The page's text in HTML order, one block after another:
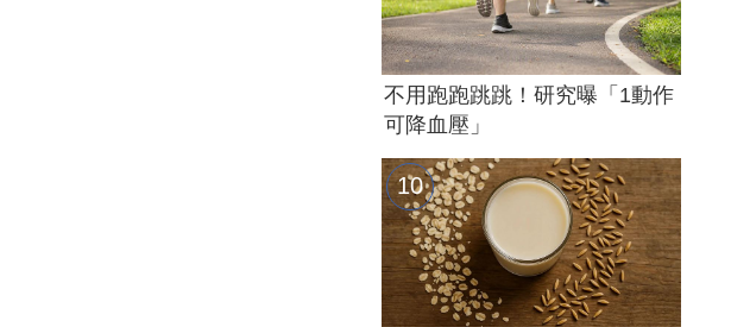
不用跑跑跳跳！研究曝「1動作
可降血壓」